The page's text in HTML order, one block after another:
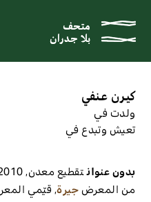
متحف
بلا جدران
متحف
بلا جدران
كيرن عنفي
ولدت في
تعيش وتبدع في
بدون عنوانتقطيع معدن,
من المعرضجيرة,قيّمي